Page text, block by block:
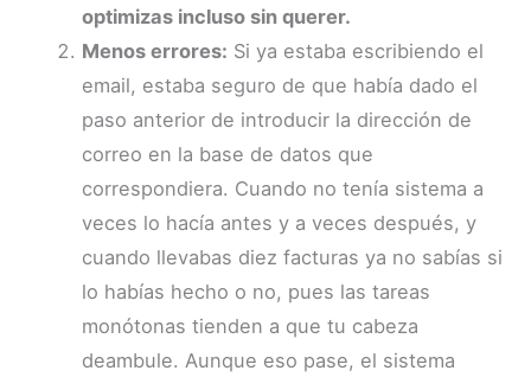
optimizas incluso sin querer.
Menos errores: Si ya estaba escribiendo el
email, estaba seguro de que había dado el
paso anterior de introducir la dirección de
correo en la base de datos que
correspondiera. Cuando no tenía sistema a
veces lo hacía antes y a veces después, y
cuando llevabas diez facturas ya no sabías si
lo habías hecho o no, pues las tareas
monótonas tienden a que tu cabeza
deambule. Aunque eso pase, el sistema